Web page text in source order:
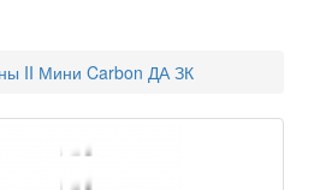
II Мини Carbon ДА ЗК